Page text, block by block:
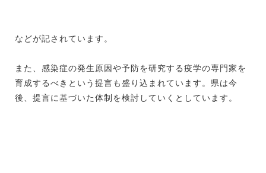
などが記されています。
また、感染症の発生原因や予防を研究する疫学の専門家を
育成するべきという提言も盛り込まれています。県は今
後、提言に基づいた体制を検討していくとしています。